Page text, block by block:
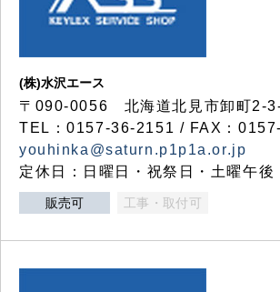
(株)水沢エース
〒090-0056 北海道北見市卸町2-
TEL：0157-36-2151 / FAX：
youhinka@saturn.p1p1a.or.jp
定休日：日曜日・祝祭日・土曜午後
販売可 工事・取付可